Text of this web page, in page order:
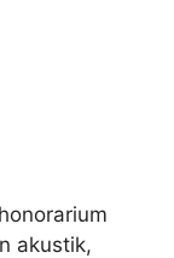
akustik,